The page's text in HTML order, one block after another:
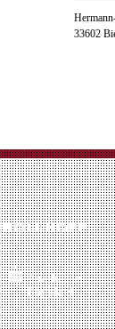
33602